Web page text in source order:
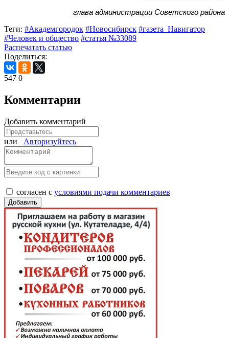
глава администрации Советского района
Теги: #Академгородок #Новосибирск #газета_Навигатор
#Человек и общество #статья №33089
Распечатать статью
Поделиться:
547 0
Комментарии
Добавить комментарий
или Авторизуйтесь
согласен с условиями подачи комментариев